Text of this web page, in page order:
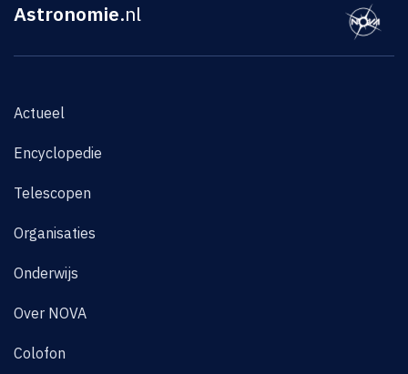
Astronomie.nl
Actueel
Encyclopedie
Telescopen
Organisaties
Onderwijs
Over NOVA
Colofon